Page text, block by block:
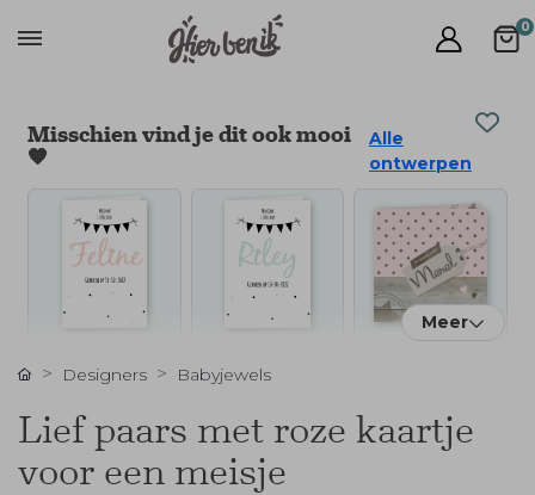
0
Misschien vind je dit ook mooi
🧡
Alle
ontwerpen
Meer
Designers Babyjewels
Lief paars met roze kaartje
voor een meisje